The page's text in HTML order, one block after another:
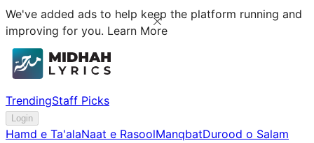
We've added ads to help keep the platform running and
improving for you. Learn More
TrendingStaff Picks
Login
Hamd e Ta'alaNaat e RasoolManqbatDurood o Salam